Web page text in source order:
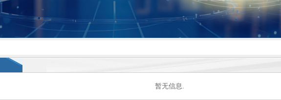
暂无信息.